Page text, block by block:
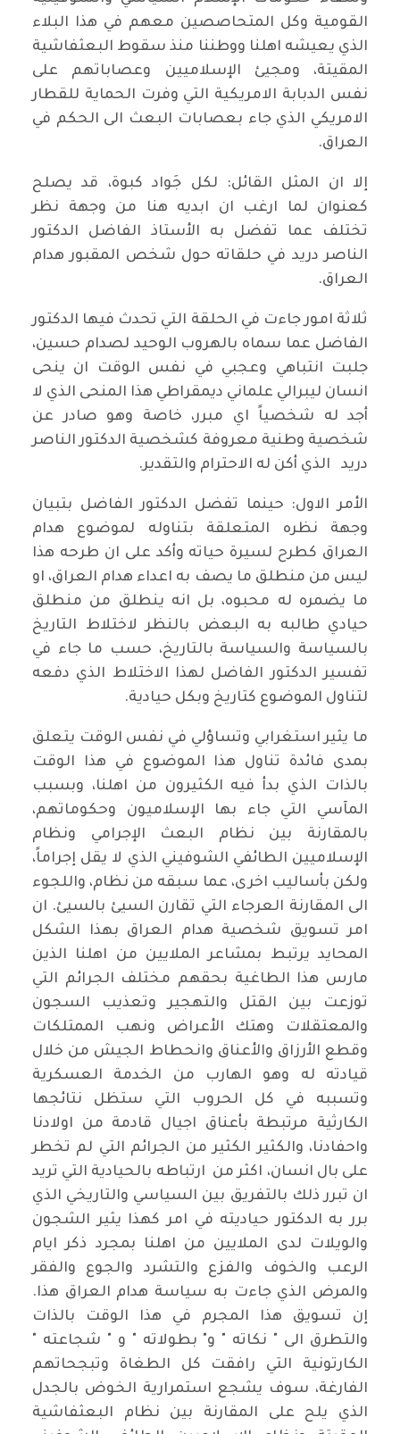
القومية وكل المتحاصصين معهم في هذا البلاء
الذي يعيشه اهلنا ووطننا منذ سقوط البعثفاشية
المقيتة، ومجيئ الإسلاميين وعصاباتهم على
نفس الدبابة الامريكية التي وفرت الحماية للقطار
الامريكي الذي جاء بعصابات البعث الى الحكم في
العراق.
إلا ان المثل القائل: لكل جَواد كبوة، قد يصلح
كعنوان لما ارغب ان ابديه هنا من وجهة نظر
تختلف عما تفضل به الأستاذ الفاضل الدكتور
الناصر دريد في حلقاته حول شخص المقبور هدام
العراق.
ثلاثة امور جاءت في الحلقة التي تحدث فيها الدكتور
الفاضل عما سماه بالهروب الوحيد لصدام حسين،
جلبت انتباهي وعجبي في نفس الوقت ان ينحى
انسان ليبرالي علماني ديمقراطي هذا المنحى الذي لا
أجد له شخصياً اي مبرر، خاصة وهو صادر عن
شخصية وطنية معروفة كشخصية الدكتور الناصر
دريد الذي أكن له الاحترام والتقدير.
الأمر الاول: حينما تفضل الدكتور الفاضل بتبيان
وجهة نظره المتعلقة بتناوله لموضوع هدام
العراق كطرح لسيرة حياته وأكد على ان طرحه هذا
ليس من منطلق ما يصف به اعداء هدام العراق، او
ما يضمره له محبوه، بل انه ينطلق من منطلق
حيادي طالبه به البعض بالنظر لاختلاط التاريخ
بالسياسة والسياسة بالتاريخ، حسب ما جاء في
تفسير الدكتور الفاضل لهذا الاختلاط الذي دفعه
لتناول الموضوع كتاريخ وبكل حيادية.
ما يثير استغرابي وتساؤلي في نفس الوقت يتعلق
بمدى فائدة تناول هذا الموضوع في هذا الوقت
بالذات الذي بدأ فيه الكثيرون من اهلنا، وبسبب
المآسي التي جاء بها الإسلاميون وحكوماتهم،
بالمقارنة بين نظام البعث الإجرامي ونظام
الإسلاميين الطائفي الشوفيني الذي لا يقل إجراماً،
ولكن بأساليب اخرى، عما سبقه من نظام، واللجوء
الى المقارنة العرجاء التي تقارن السيئ بالسيئ. ان
امر تسويق شخصية هدام العراق بهذا الشكل
المحايد يرتبط بمشاعر الملايين من اهلنا الذين
مارس هذا الطاغية بحقهم مختلف الجرائم التي
توزعت بين القتل والتهجير وتعذيب السجون
والمعتقلات وهتك الأعراض ونهب الممتلكات
وقطع الأرزاق والأعناق وانحطاط الجيش من خلال
قيادته له وهو الهارب من الخدمة العسكرية
وتسببه في كل الحروب التي ستظل نتائجها
الكارثية مرتبطة بأعناق اجيال قادمة من اولادنا
واحفادنا، والكثير الكثير من الجرائم التي لم تخطر
على بال انسان، اكثر من ارتباطه بالحيادية التي تريد
ان تبرر ذلك بالتفريق بين السياسي والتاريخي الذي
برر به الدكتور حياديته في امر كهذا يثير الشجون
والويلات لدى الملايين من اهلنا بمجرد ذكر ايام
الرعب والخوف والفزع والتشرد والجوع والفقر
والمرض الذي جاءت به سياسة هدام العراق هذا.
إن تسويق هذا المجرم في هذا الوقت بالذات
والتطرق الى " نكاته " و" بطولاته " و " شجاعته "
الكارتونية التي رافقت كل الطغاة وتبجحاتهم
الفارغة، سوف يشجع استمرارية الخوض بالجدل
الذي يلح على المقارنة بين نظام البعثفاشية